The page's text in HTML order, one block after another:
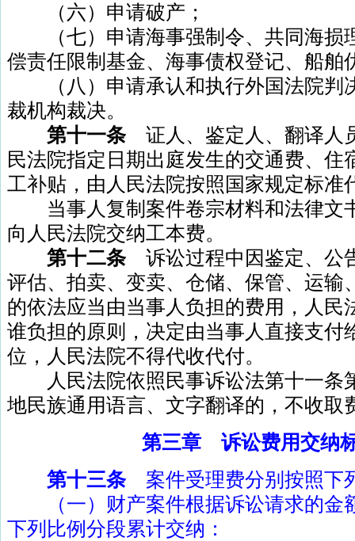
（六）申请破产；
（七）申请海事强制令、共同海损
偿责任限制基金、海事债权登记、船舶
（八）申请承认和执行外国法院判
裁机构裁决。
第十一条证人、鉴定人、翻译人
民法院指定日期出庭发生的交通费、住
工补贴，由人民法院按照国家规定标准
当事人复制案件卷宗材料和法律文
向人民法院交纳工本费。
第十二条诉讼过程中因鉴定、公
评估、拍卖、变卖、仓储、保管、运输
的依法应当由当事人负担的费用，人民
谁负担的原则，决定由当事人直接支付
位，人民法院不得代收代付。
人民法院依照民事诉讼法第十一条
地民族通用语言、文字翻译的，不收取
第三章 诉讼费用交纳
第十三条案件受理费分别按照下
（一）财产案件根据诉讼请求的金
下列比例分段累计交纳：